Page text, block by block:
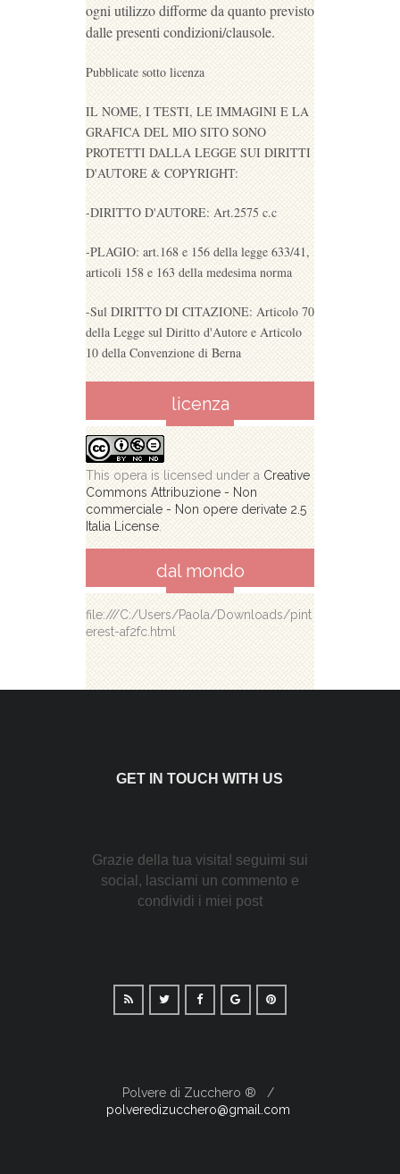
ogni utilizzo difforme da quanto previsto
dalle presenti condizioni/clausole.
Pubblicate sotto licenza
IL NOME, I TESTI, LE IMMAGINI E LA
GRAFICA DEL MIO SITO SONO
PROTETTI DALLA LEGGE SUI DIRITTI
D'AUTORE & COPYRIGHT:
-DIRITTO D'AUTORE: Art.2575 c.c
-PLAGIO: art.168 e 156 della legge 633/41,
articoli 158 e 163 della medesima norma
-Sul DIRITTO DI CITAZIONE: Articolo 70
della Legge sul Diritto d'Autore e Articolo
10 della Convenzione di Berna
licenza
This opera is licensed under a Creative
Commons Attribuzione - Non
commerciale - Non opere derivate 2.5
Italia License
dal mondo
file:///C:/Users/Paola/Downloads/pint
erest-af2fc.html
GET IN TOUCH WITH US
Grazie della tua visita! seguimi sui
social, lasciami un commento e
condividi i miei post
Polvere di Zucchero ®
polveredizucchero@gmail.com